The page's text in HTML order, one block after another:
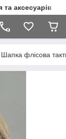
та аксесуарів
Шапка флісова